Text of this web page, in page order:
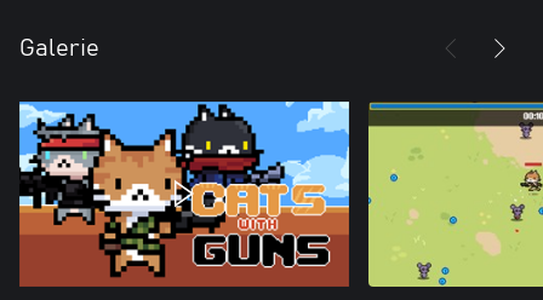
Galerie